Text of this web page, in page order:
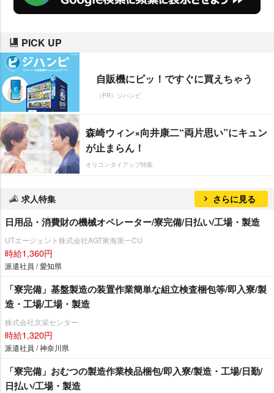
PICK UP
自販機にピッ！ですぐに買えちゃう
（PR）ジハンピ
森崎ウィン×向井康二“両片思い”にキュン
が止まらん！
オリコンタイアップ特集
求人特集 さらに見る
日用品・消費財の機械オペレーター/寮完備/日払い/工場・製造
UTエージェント株式会社AGT東海第一CU
時給1,360円
派遣社員 / 愛知県
「寮完備」基盤製造の装置作業簡単な組立検査梱包等/即入寮/製
造・工場/工場・製造
株式会社京栄センター
時給1,320円
派遣社員 / 神奈川県
「寮完備」おむつの製造作業検品梱包/即入寮/製造・工場/日勤/
日払い/工場・製造